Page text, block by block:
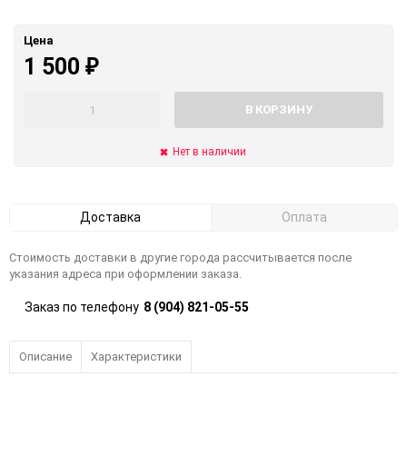
Цена
1 500 ₽
В КОРЗИНУ
Нет в наличии
Доставка Оплата
Стоимость доставки в другие города рассчитывается после
указания адреса при оформлении заказа.
Заказ по телефону 8 (904) 821-05-55
Описание Характеристики